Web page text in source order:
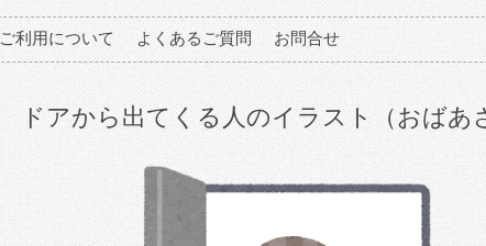
ご利用について よくあるご質問 お問合せ
ドアから出てくる人のイラスト（おばあ